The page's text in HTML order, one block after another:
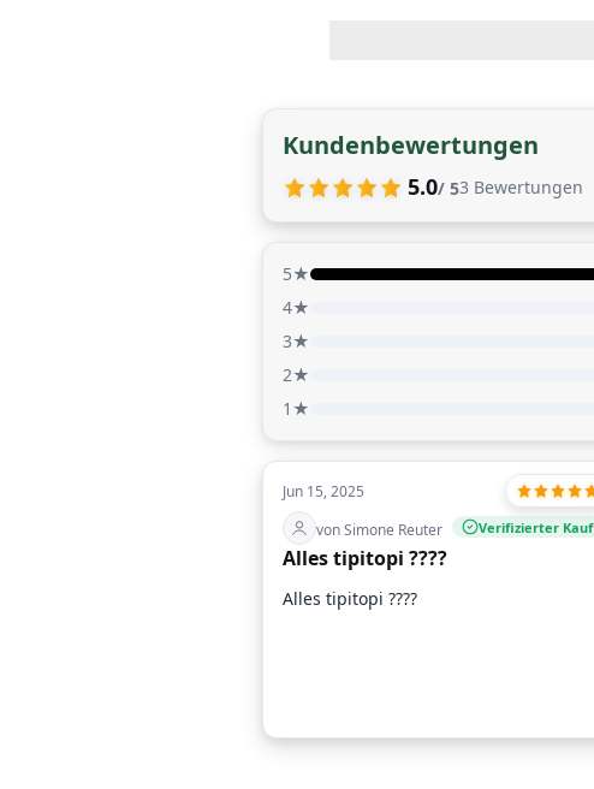
Kundenbewertungen
5.0/ 53 Bewertungen
5★
4★
3★
2★
1★
Jun 15, 2025
von Simone Reuter
Verifizierter Kauf
Alles tipitopi ????
Alles tipitopi ????